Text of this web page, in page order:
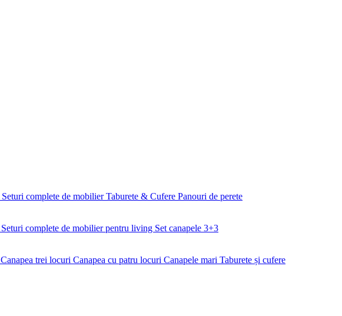
Seturi complete de mobilierTaburete & Cufere Panouri de perete
Seturi complete de mobilier pentru living Set canapele 3+3
Canapea trei locuri Canapea cu patru locuri Canapele mari Taburete și cufere